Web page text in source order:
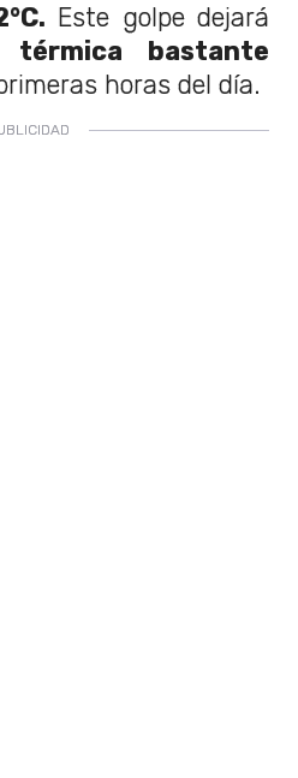
Este golpe dejará
térmica bastante
horas del día.